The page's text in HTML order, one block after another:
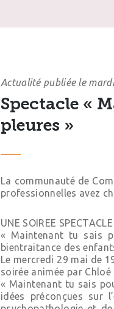
Actualité publiée le
Spectacle «
pleures »
La communauté de
professionnelles avez
UNE SOIREE SPECTACLE
« Maintenant tu sais
bientraitance des
Le mercredi 29 mai de
soirée animée par Chloé
« Maintenant tu sais
idées préconçues sur